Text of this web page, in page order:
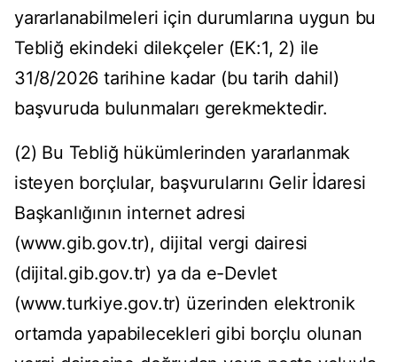
yararlanabilmeleri için durumlarına uygun bu
Tebliğ ekindeki dilekçeler (EK:1, 2) ile
31/8/2026 tarihine kadar (bu tarih dahil)
başvuruda bulunmaları gerekmektedir.
(2) Bu Tebliğ hükümlerinden yararlanmak
isteyen borçlular, başvurularını Gelir İdaresi
Başkanlığının internet adresi
(www.gib.gov.tr), dijital vergi dairesi
(dijital.gib.gov.tr) ya da e-Devlet
(www.turkiye.gov.tr) üzerinden elektronik
ortamda yapabilecekleri gibi borçlu olunan